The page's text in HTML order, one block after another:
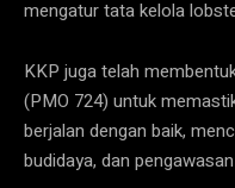
mengatur tata kelola
KKP juga telah
(PMO 724) untuk
berjalan dengan baik,
budidaya, dan